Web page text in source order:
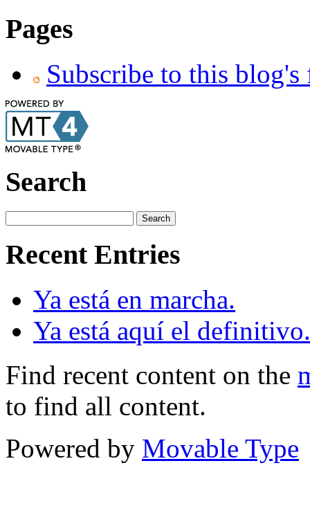
Pages
Subscribe to this blog's
Search
Recent Entries
Ya está en marcha.
Ya está aquí el definitivo.
Find recent content on the
to find all content.
Powered by Movable Type